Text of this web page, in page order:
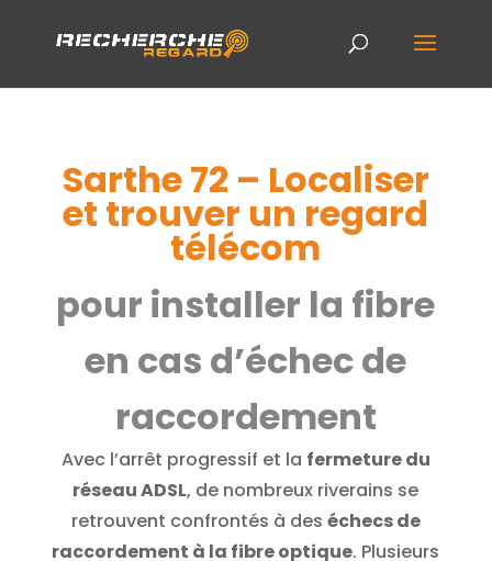
Sarthe 72 – Localiser
et trouver un regard
télécom
pour installer la fibre
en cas d’échec de
raccordement
Avec l’arrêt progressif et la fermeture du
réseau ADSL, de nombreux riverains se
retrouvent confrontés à des échecs de
raccordement à la fibre optique. Plusieurs